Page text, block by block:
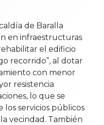
de Baralla
en infraestructuras
el edificio
recorrido”, al dotar
con menor
resistencia
lo que se
servicios públicos
vecindad. También